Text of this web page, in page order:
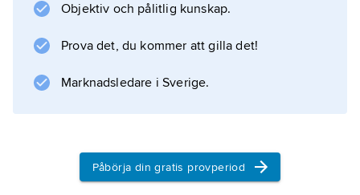
Objektiv och pålitlig kunskap.
Prova det, du kommer att gilla det!
Marknadsledare i Sverige.
Påbörja din gratis provperiod